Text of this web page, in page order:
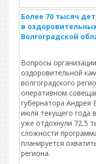
Более 70 тысяч
в
Волгоградской
Вопросы
оздоровительной
волгоградского
оперативном
губернатора Андрея
июля текущего года
уже отдохнули 72,5
сложности
планируется
региона.